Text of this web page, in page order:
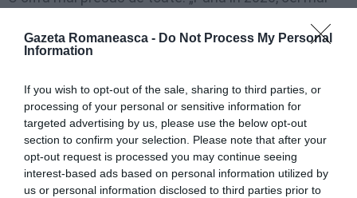
Gazeta Romaneasca - Do Not Process My Personal
Information
If you wish to opt-out of the sale, sharing to third parties, or
processing of your personal or sensitive information for
targeted advertising by us, please use the below opt-out
section to confirm your selection. Please note that after your
opt-out request is processed you may continue seeing
interest-based ads based on personal information utilized by
us or personal information disclosed to third parties prior to
acaparat aproape de două ori mai mult din creșterea
populația lumii. O foarfecă care se lărgește: „Averile
miliardarilor cresc cu 2,7 miliarde de dolari pe zi, în
timp ce cel puțin 1,7 miliarde de muncitori trăiesc în
țări în care inflația depășește creșterea medie a
salariilor”.